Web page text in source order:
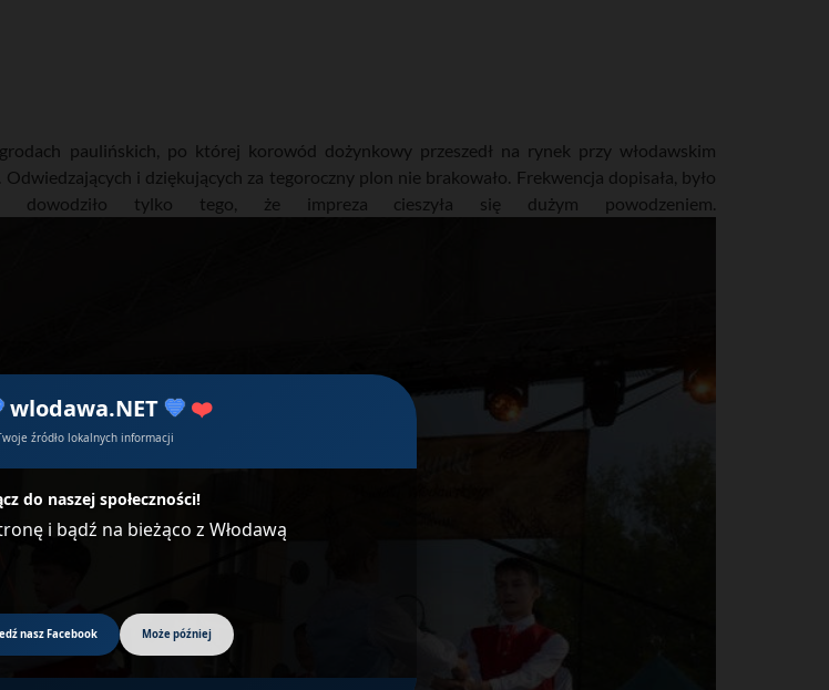
wlodawa.NET 💙 ❤️
źródło lokalnych informacji
do naszej społeczności!
i bądź na bieżąco z Włodawą
nasz Facebook Może później
paulińskich, po której korowód dożynkowy przeszedł na rynek przy włodawskim
i dziękujących za tegoroczny plon nie brakowało. Frekwencja dopisała, było
dowodziło tylko tego, że impreza cieszyła się dużym powodzeniem.